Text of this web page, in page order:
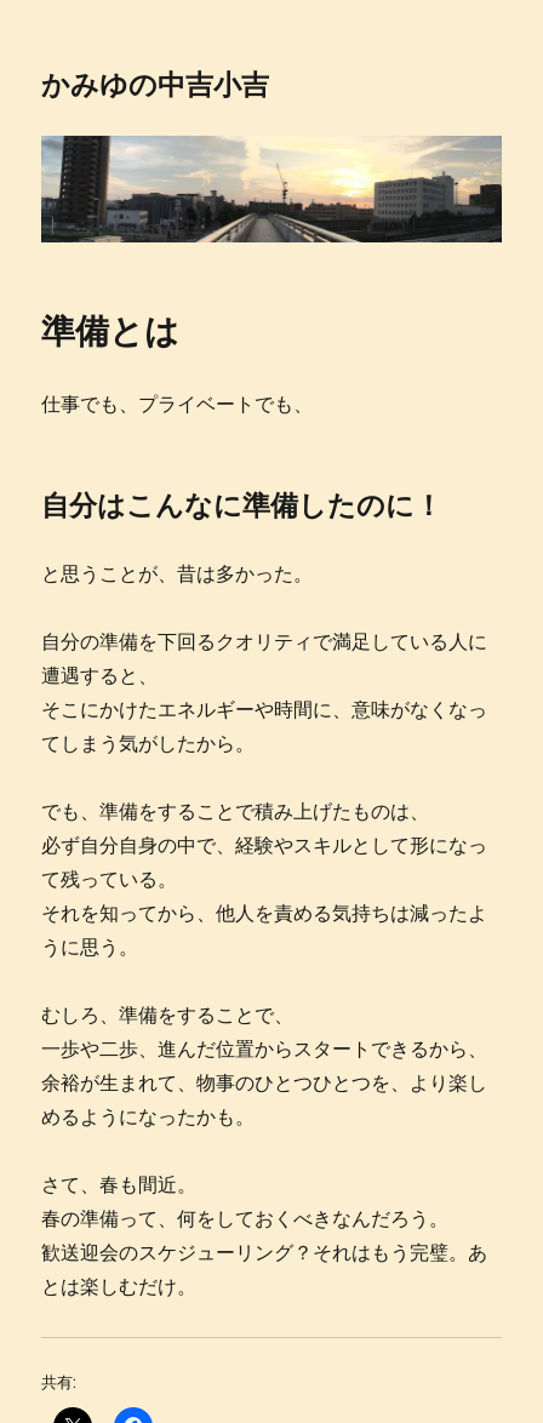
かみゆの中吉小吉
準備とは
仕事でも、プライベートでも、
自分はこんなに準備したのに！
と思うことが、昔は多かった。
自分の準備を下回るクオリティで満足している人に
遭遇すると、
そこにかけたエネルギーや時間に、意味がなくなっ
てしまう気がしたから。
でも、準備をすることで積み上げたものは、
必ず自分自身の中で、経験やスキルとして形になっ
て残っている。
それを知ってから、他人を責める気持ちは減ったよ
うに思う。
むしろ、準備をすることで、
一歩や二歩、進んだ位置からスタートできるから、
余裕が生まれて、物事のひとつひとつを、より楽し
めるようになったかも。
さて、春も間近。
春の準備って、何をしておくべきなんだろう。
歓送迎会のスケジューリング？それはもう完璧。あ
とは楽しむだけ。
共有: